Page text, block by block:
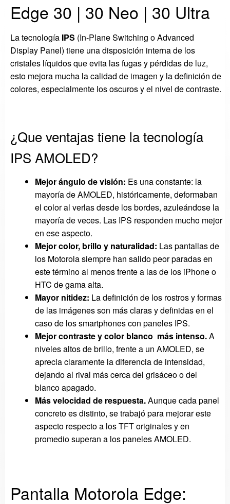
Edge 30 | 30 Neo | 30 Ultra
La tecnología IPS (In-Plane Switching o Advanced
Display Panel) tiene una disposición interna de los
cristales líquidos que evita las fugas y pérdidas de luz,
esto mejora mucha la calidad de imagen y la definición de
colores, especialmente los oscuros y el nivel de contraste.
¿Que ventajas tiene la tecnología
IPS AMOLED?
Mejor ángulo de visión: Es una constante: la
mayoría de AMOLED, históricamente, deformaban
el color al verlas desde los bordes, azuleándose la
mayoría de veces. Las IPS responden mucho mejor
en ese aspecto.
Mejor color, brillo y naturalidad: Las pantallas de
los Motorola siempre han salido peor paradas en
este término al menos frente a las de los iPhone o
HTC de gama alta.
Mayor nitidez: La definición de los rostros y formas
de las imágenes son más claras y definidas en el
caso de los smartphones con paneles IPS.
Mejor contraste y color blanco más intenso.A
niveles altos de brillo, frente a un AMOLED, se
aprecia claramente la diferencia de intensidad,
dejando al rival más cerca del grisáceo o del
blanco apagado.
Más velocidad de respuesta.Aunque cada panel
concreto es distinto, se trabajó para mejorar este
aspecto respecto a los TFT originales y en
promedio superan a los paneles AMOLED.
Pantalla Motorola Edge: